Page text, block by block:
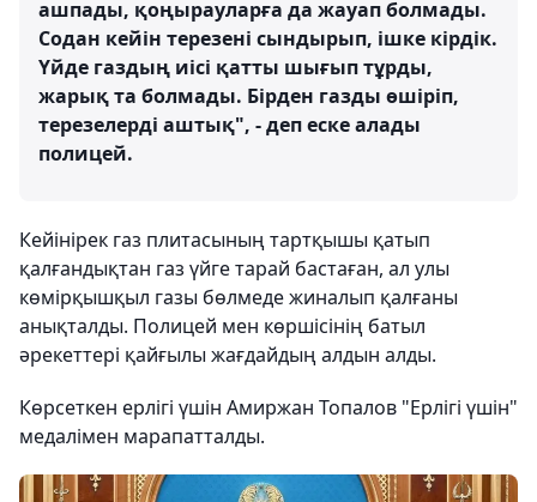
ашпады, қоңырауларға да жауап болмады.
Содан кейін терезені сындырып, ішке кірдік.
Үйде газдың иісі қатты шығып тұрды,
жарық та болмады. Бірден газды өшіріп,
терезелерді аштық", - деп еске алады
полицей.
Кейінірек газ плитасының тартқышы қатып
қалғандықтан газ үйге тарай бастаған, ал улы
көмірқышқыл газы бөлмеде жиналып қалғаны
анықталды. Полицей мен көршісінің батыл
әрекеттері қайғылы жағдайдың алдын алды.
Көрсеткен ерлігі үшін Амиржан Топалов "Ерлігі үшін"
медалімен марапатталды.